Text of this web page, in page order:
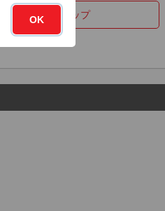
マップ
OK